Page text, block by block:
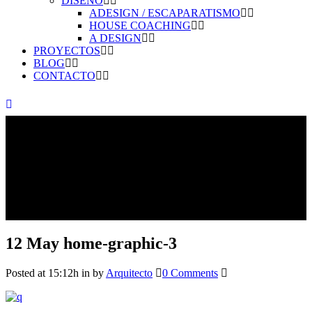
ADESIGN / ESCAPARATISMO
HOUSE COACHING
A DESIGN
PROYECTOS
BLOG
CONTACTO
12 May home-graphic-3
Posted at 15:12h in by Arquitecto 0 Comments